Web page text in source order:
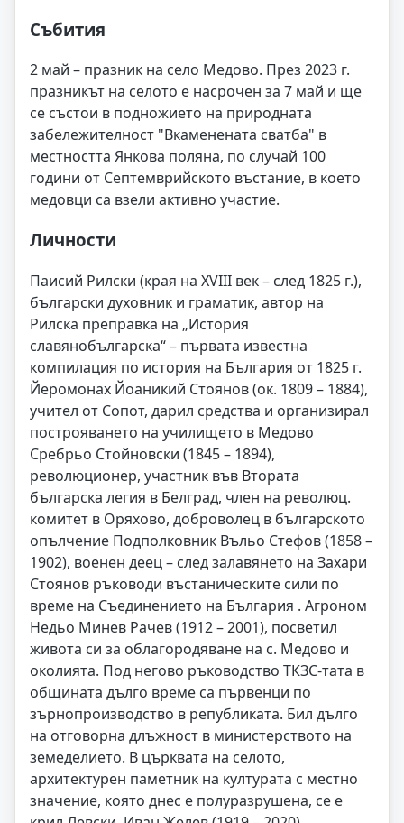
Събития
2 май – празник на село Медово. През 2023 г.
празникът на селото е насрочен за 7 май и ще
се състои в подножието на природната
забележителност "Вкаменената сватба" в
местността Янкова поляна, по случай 100
години от Септемврийското въстание, в което
медовци са взели активно участие.
Личности
Паисий Рилски (края на XVIII век – след 1825 г.),
български духовник и граматик, автор на
Рилска преправка на „История
славянобългарска“ – първата известна
компилация по история на България от 1825 г.
Йеромонах Йоаникий Стоянов (ок. 1809 – 1884),
учител от Сопот, дарил средства и организирал
построяването на училището в Медово
Сребрьо Стойновски (1845 – 1894),
революционер, участник във Втората
българска легия в Белград, член на революц.
комитет в Оряхово, доброволец в българското
опълчение Подполковник Въльо Стефов (1858 –
1902), военен деец – след залавянето на Захари
Стоянов ръководи въстаническите сили по
време на Съединението на България . Агроном
Недьо Минев Рачев (1912 – 2001), посветил
живота си за облагородяване на с. Медово и
околията. Под негово ръководство ТКЗС-тата в
общината дълго време са първенци по
зърнопроизводство в републиката. Бил дълго
на отговорна длъжност в министерството на
земеделието. В църквата на селото,
архитектурен паметник на културата с местно
значение, която днес е полуразрушена, се е